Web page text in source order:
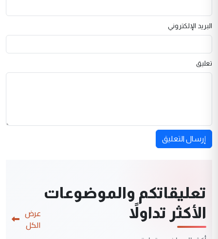
البريد الإلكتروني
تعليق
إرسال التعليق
تعليقاتكم والموضوعات
الأكثر تداولاً
عرض
الكل